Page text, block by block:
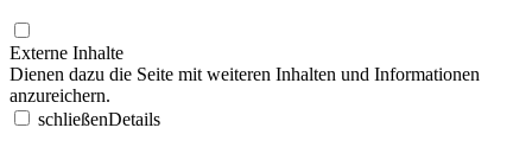
Externe Inhalte
Dienen dazu die Seite mit weiteren Inhalten und Informationen
anzureichern.
schließenDetails